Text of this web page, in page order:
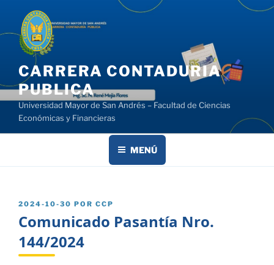
contenido
CARRERA CONTADURIA
PUBLICA
Universidad Mayor de San Andrés – Facultad de Ciencias
Económicas y Financieras
MENÚ
PUBLICADO
2024-10-30 POR CCP
Comunicado Pasantía Nro.
144/2024